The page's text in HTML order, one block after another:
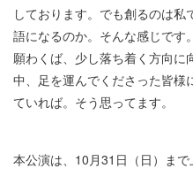
しております。でも創るのは
語になるのか。そんな感じです。
願わくば、少し落ち着く方向
中、足を運んでくださった皆様
ていれば。そう思ってます。
本公演は、10月31日（日）まで